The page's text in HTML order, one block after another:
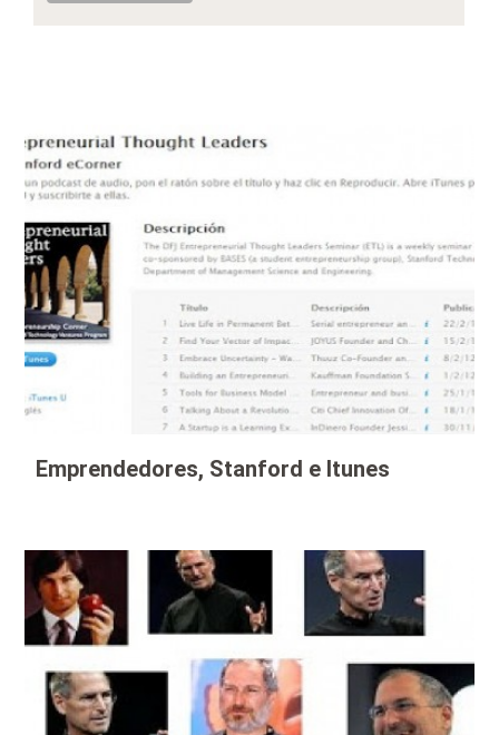
Emprendedores, Stanford e Itunes